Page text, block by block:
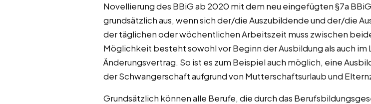
Novellierung des BBiG ab 2020 mit dem neu eingefügten §7a
grundsätzlich aus, wenn sich der/die Auszubildende und der/die
der täglichen oder wöchentlichen Arbeitszeit muss zwischen
Möglichkeit besteht sowohl vor Beginn der Ausbildung als auch im
Änderungsvertrag. So ist es zum Beispiel auch möglich, eine
der Schwangerschaft aufgrund von Mutterschaftsurlaub und
Grundsätzlich können alle Berufe, die durch das